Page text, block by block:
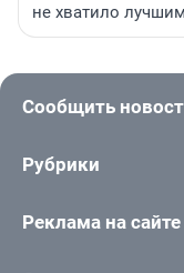
не хватило
Сообщить
Рубрики
Реклама на сайте